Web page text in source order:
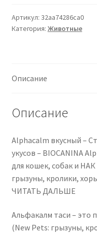
–
Stress
Cat
bites
BIOCANINA
Артикул: 32aa74286ca0
Категория: Животные
Описание
Описание
Alphacalm вкусный –
укусов – BIOCANINA
для кошек, собак и
грызуны, кролики,
ЧИТАТЬ ДАЛЬШЕ
Альфакалм таси – это
(New Pets: грызуны,